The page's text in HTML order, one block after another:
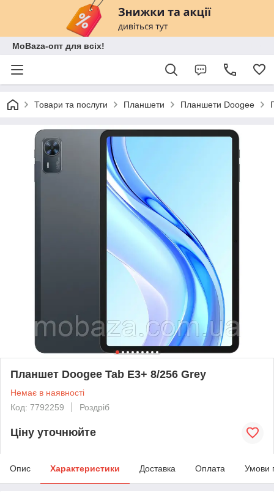
MoBaza-опт для всіх!
Товари та послуги Планшети Планшети Doogee
Планшет Doogee Tab E3+ 8/256 Grey
Немає в наявності
Код: 7792259
Роздріб
Ціну уточнюйте
Опис Характеристики Доставка Оплата Умови